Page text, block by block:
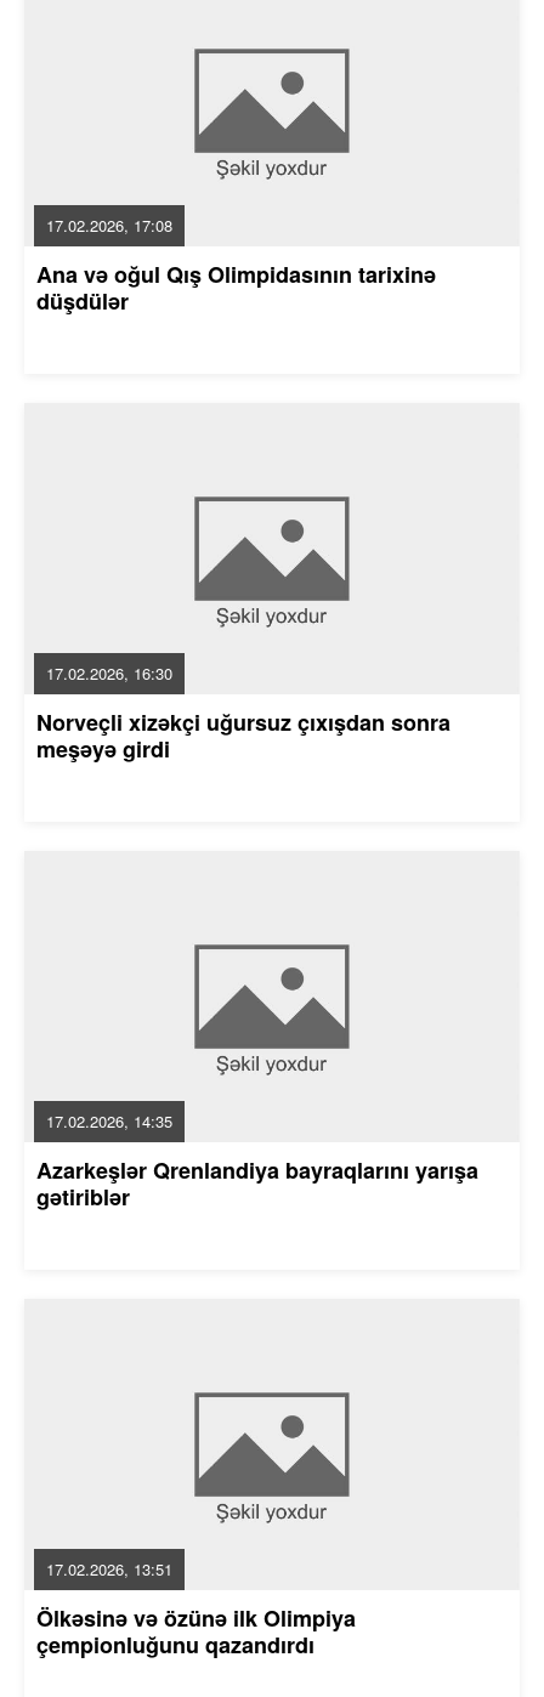
17.02.2026, 17:08
Ana və oğul Qış Olimpidasının tarixinə
düşdülər
17.02.2026, 16:30
Norveçli xizəkçi uğursuz çıxışdan sonra
meşəyə girdi
17.02.2026, 14:35
Azarkeşlər Qrenlandiya bayraqlarını yarışa
gətiriblər
17.02.2026, 13:51
Ölkəsinə və özünə ilk Olimpiya
çempionluğunu qazandırdı